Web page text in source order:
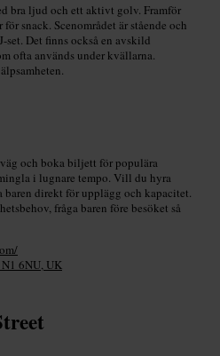
bra ljud och ett aktivt golv. Framför
snack. Scenområdet är stående och
set. Det finns också en avskild
ofta används under kvällarna.
och boka biljett för populära
i lugnare tempo. Vill du hyra
direkt för upplägg och kapacitet.
fråga baren före besöket så
6NU, UK